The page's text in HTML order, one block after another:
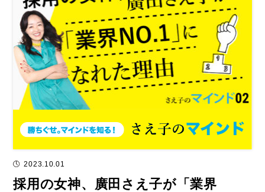
2023.10.01
採用の女神、廣田さえ子が「業界